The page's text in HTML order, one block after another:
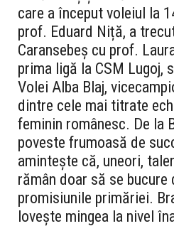
care a început voleiul la
prof. Eduard Niță, a
Caransebeș cu prof.
prima ligă la CSM Lugoj,
Volei Alba Blaj,
dintre cele mai titrate
feminin românesc. De la
poveste frumoasă de
amintește că, uneori,
rămân doar să se bucure
promisiunile primăriei.
lovește mingea la nivel